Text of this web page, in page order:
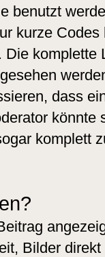
benutzt
kurze
Die
dass
könnte
komplett
Bilder